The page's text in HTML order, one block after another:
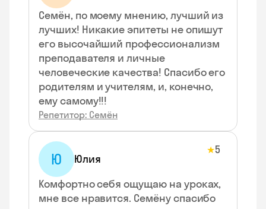
Семён, по моему мнению, лучший из
лучших! Никакие эпитеты не опишут
его высочайший профессионализм
преподавателя и личные
человеческие качества! Спасибо его
родителям и учителям, и, конечно,
ему самому!!!
Репетитор: Семён
Ю Юлия
★5
Комфортно себя ощущаю на уроках,
мне все нравится. Семёну спасибо